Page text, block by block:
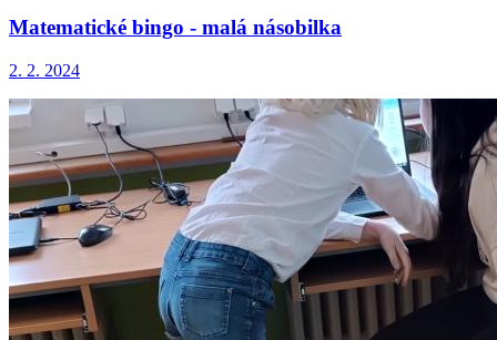
Matematické bingo - malá násobilka
2. 2. 2024